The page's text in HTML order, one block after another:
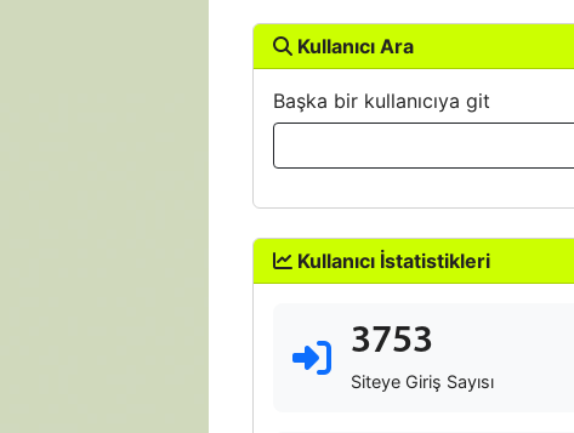
Kullanıcı Ara
Başka bir kullanıcıya git
Kullanıcı İstatistikleri
3753
Siteye Giriş Sayısı